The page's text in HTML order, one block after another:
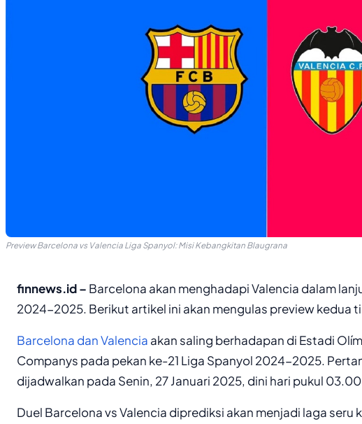
Preview Barcelona vs Valencia Liga Spanyol: Misi Kebangkitan Blaugrana
finnews.id – Barcelona akan menghadapi Valencia dalam
2024-2025. Berikut artikel ini akan mengulas preview kedua
Barcelona dan Valencia akan saling berhadapan di Estadi
Companys pada pekan ke-21 Liga Spanyol 2024-2025.
dijadwalkan pada Senin, 27 Januari 2025, dini hari pukul 03.00
Duel Barcelona vs Valencia diprediksi akan menjadi laga seru